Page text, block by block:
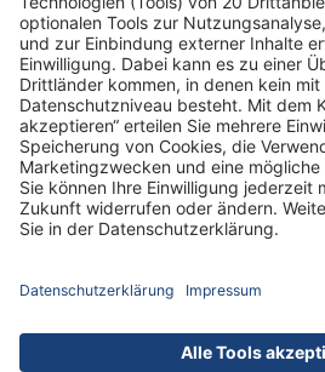
Standorte
DRK-Schwesternschaft Berlin
Impressum
Hausordnung